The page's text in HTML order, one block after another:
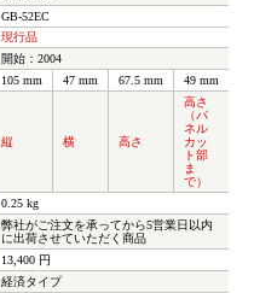
GB-52EC
現行品
開始：2004
105 mm 47 mm 67.5 mm 49 mm
縦 横 高さ
高さ
（パ
ネル
カッ
ト部
ま
で）
0.25 kg
弊社がご注文を承ってから5営業日以内
に出荷させていただく商品
13,400 円
経済タイプ